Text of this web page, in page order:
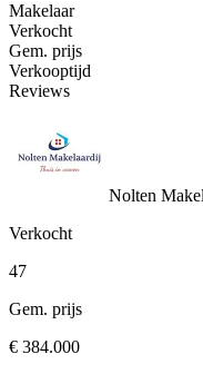
Makelaar
Verkocht
Gem. prijs
Verkooptijd
Reviews
Nolten
Verkocht
47
Gem. prijs
€ 384.000